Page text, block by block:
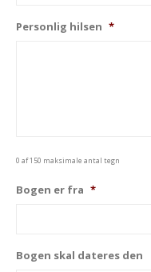
Personlig hilsen *
0 af 150 maksimale antal tegn
Bogen er fra *
Bogen skal dateres den